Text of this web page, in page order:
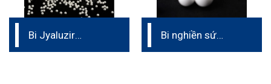
Bi Jyaluzir
Bi nghiền sứ